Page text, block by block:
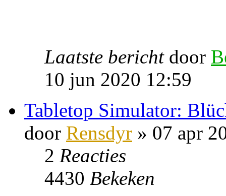
Laatste bericht door
10 jun 2020 12:59
Tabletop Simulator:
door Rensdyr » 07 apr
2 Reacties
4430 Bekeken